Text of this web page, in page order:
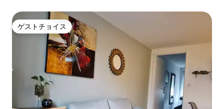
ゲストチョイス
ゲストチョイス